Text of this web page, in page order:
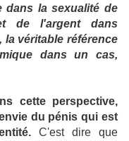
dans la sexualité de
de l'argent dans
la véritable référence
dans un cas,
cette perspective,
du pénis qui est
C'est dire que